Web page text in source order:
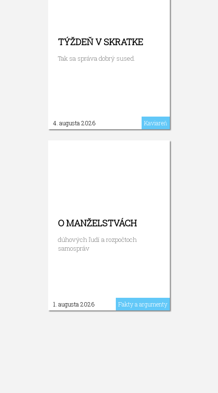
TÝŽDEŇ V SKRATKE
Tak sa správa dobrý sused.
4. augusta 2026 Kaviareň
O MANŽELSTVÁCH
dúhových ľudí a rozpočtoch
samospráv
1. augusta 2026 Fakty a argumenty